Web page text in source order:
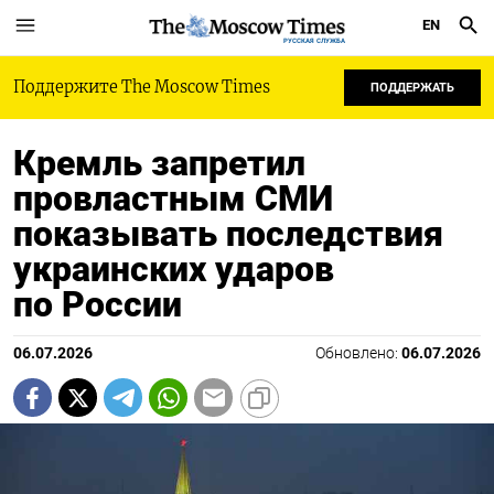
РУССКАЯ СЛУЖБА
EN
Поддержите The Moscow Times ПОДДЕРЖАТЬ
Кремль запретил
провластным СМИ
показывать последствия
украинских ударов
по России
06.07.2026 Обновлено: 06.07.2026